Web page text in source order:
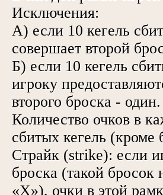
Исключения:
А) если 10 кегель
совершает второй
Б) если 10 кегель
игроку
второго броска - один.
Количество очков в
сбитых кегель (кроме
Страйк (strike): если
броска (такой бросок
«Х»), очки в этой